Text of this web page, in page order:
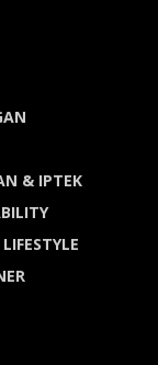
& IPTEK